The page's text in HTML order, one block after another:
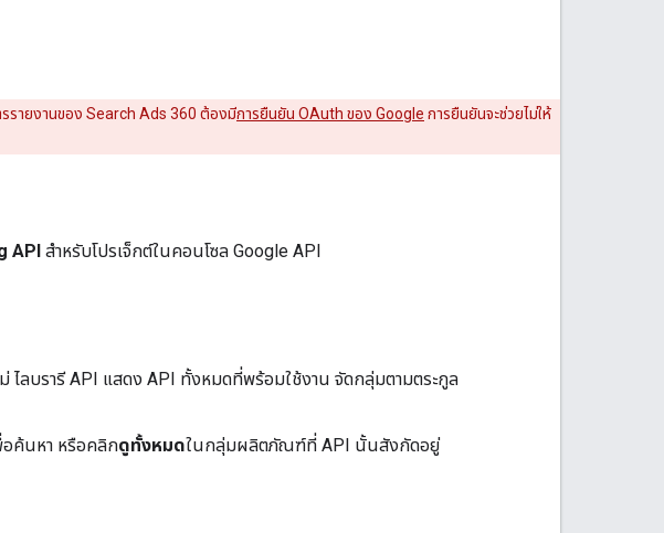
รรายงานของ Search Ads 360 ต้องมีการยืนยัน OAuth ของ Google การยืนยันจะช่วยไม่ให้
API สำหรับโปรเจ็กต์ในคอนโซล Google API
ม่ ไลบรารี API แสดง API ทั้งหมดที่พร้อมใช้งาน จัดกลุ่มตามตระกูล
อค้นหา หรือคลิกดูทั้งหมดในกลุ่มผลิตภัณฑ์ที่ API นั้นสังกัดอยู่